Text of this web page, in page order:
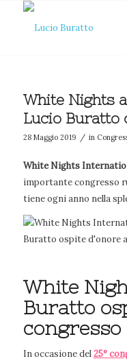
White Nights
Lucio Buratto
28 Maggio 2019 / in
White Nights
importante congresso
tiene ogni anno nella
White
Buratto
congresso
In occasione del25°